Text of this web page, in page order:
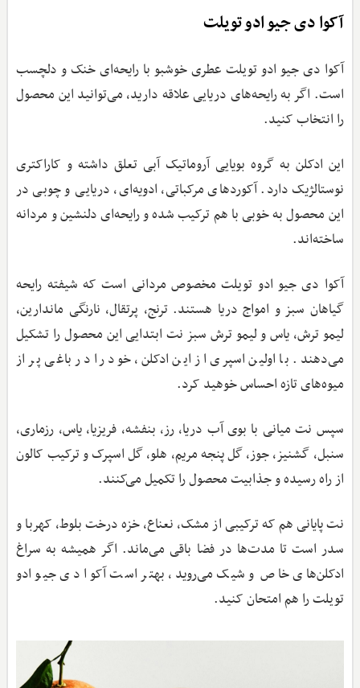
آکوا دی جیو ادو تویلت
آکوا دی جیو ادو تویلت عطری خوشبو با رایحه‌ای خنک و دلچسب
است. اگر به رایحه‌های دریایی علاقه دارید، می‌توانید این محصول
را انتخاب کنید.
این ادکلن به گروه بویایی آروماتیک آبی تعلق داشته و کاراکتری
نوستالژیک دارد. آکوردهای مرکباتی، ادویه‌ای، دریایی و چوبی در
این محصول به خوبی با هم ترکیب شده و رایحه‌ای دلنشین و مردانه
ساخته‌اند.
آکوا دی جیو ادو تویلت مخصوص مردانی است که شیفته رایحه
گیاهان سبز و امواج دریا هستند. ترنج، پرتقال، نارنگی ماندارین،
لیمو ترش، یاس و لیمو ترش سبز نت ابتدایی این محصول را تشکیل
می‌دهند. با اولین اسپری از این ادکلن، خود را در باغی پر از
میوه‌های تازه احساس خوهید کرد.
سپس نت میانی با بوی آب دریا، رز، بنفشه، فریزیا، یاس، رزماری،
سنبل، گشنیز، جوز، گل پنجه مریم، هلو، گل اسپرک و ترکیب کالون
از راه رسیده و جذابیت محصول را تکمیل می‌کنند.
نت پایانی هم که ترکیبی از مشک، نعناع، خزه درخت بلوط، کهربا و
سدر است تا مدت‌ها در فضا باقی می‌ماند. اگر همیشه به سراغ
ادکلن‌های خاص و شیک می‌روید، بهتر است آکوا دی جیو ادو
تویلت را هم امتحان کنید.